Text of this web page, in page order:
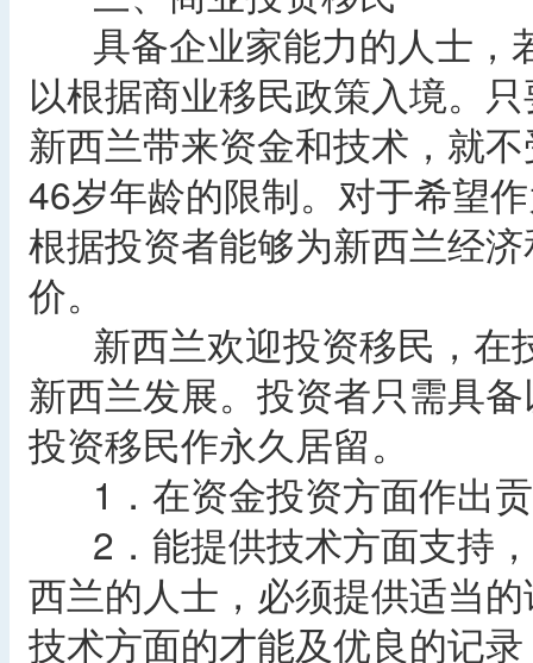
具备企业家能力的人士，
以根据商业移民政策入境。
新西兰带来资金和技术，就
46岁年龄的限制。对于希望
根据投资者能够为新西兰经
价。
新西兰欢迎投资移民，在
新西兰发展。投资者只需具
投资移民作永久居留。
1．在资金投资方面作出
2．能提供技术方面支持
西兰的人士，必须提供适当
技术方面的才能及优良的记